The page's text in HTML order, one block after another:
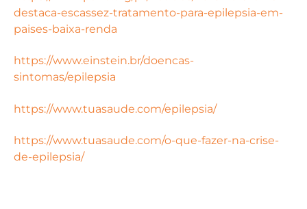
destaca-escassez-tratamento-para-epilepsia-em-
paises-baixa-renda
https://www.einstein.br/doencas-
sintomas/epilepsia
https://www.tuasaude.com/epilepsia/
https://www.tuasaude.com/o-que-fazer-na-crise-
de-epilepsia/